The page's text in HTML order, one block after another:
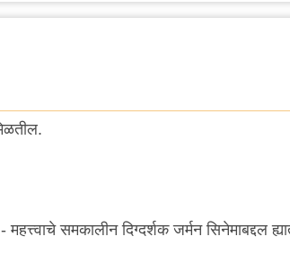
समकालीन दिग्दर्शक जर्मन सिनेमाबद्दल